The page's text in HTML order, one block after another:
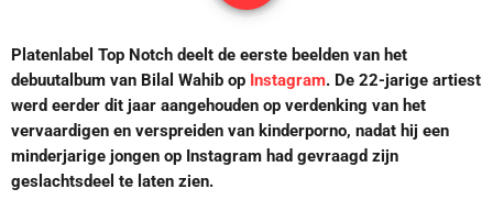
Platenlabel Top Notch deelt de eerste beelden van het
debuutalbum van Bilal Wahib op Instagram. De 22-jarige artiest
werd eerder dit jaar aangehouden op verdenking van het
vervaardigen en verspreiden van kinderporno, nadat hij een
minderjarige jongen op Instagram had gevraagd zijn
geslachtsdeel te laten zien.